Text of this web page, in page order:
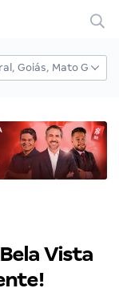
Vista